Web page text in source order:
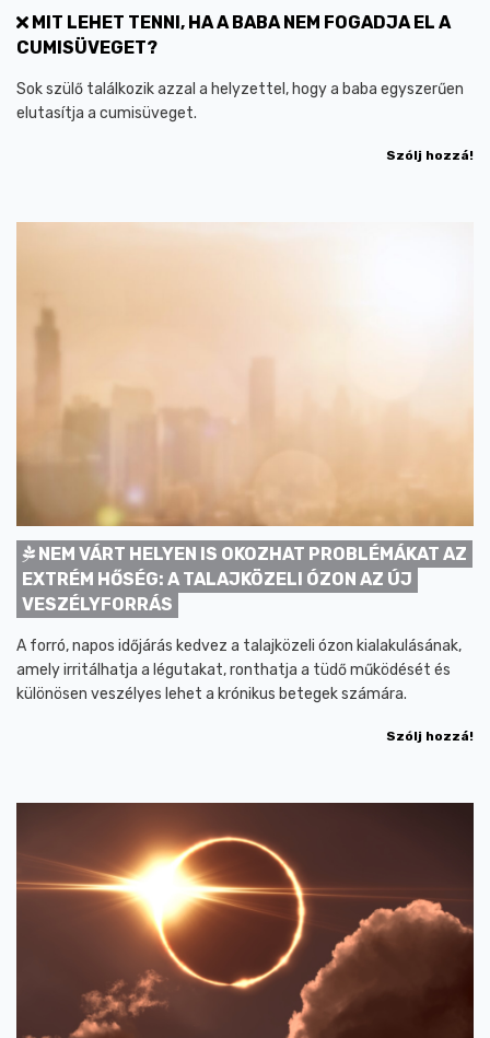
MIT LEHET TENNI, HA A BABA NEM FOGADJA EL A
CUMISÜVEGET?
Sok szülő találkozik azzal a helyzettel, hogy a baba egyszerűen
elutasítja a cumisüveget.
Szólj hozzá!
NEM VÁRT HELYEN IS OKOZHAT PROBLÉMÁKAT AZ
EXTRÉM HŐSÉG: A TALAJKÖZELI ÓZON AZ ÚJ
VESZÉLYFORRÁS
A forró, napos időjárás kedvez a talajközeli ózon kialakulásának,
amely irritálhatja a légutakat, ronthatja a tüdő működését és
különösen veszélyes lehet a krónikus betegek számára.
Szólj hozzá!